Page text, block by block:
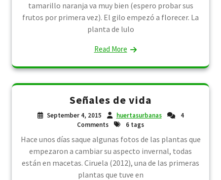
tamarillo naranja va muy bien (espero probar sus
frutos por primera vez). El gilo empezó a florecer. La
planta de lulo
Read More
Señales de vida
September 4, 2015 huertasurbanas
4
Comments
6 tags
Hace unos días saque algunas fotos de las plantas que
empezaron a cambiar su aspecto invernal, todas
están en macetas. Ciruela (2012), una de las primeras
plantas que tuve en